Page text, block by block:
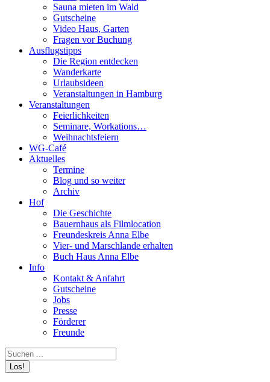
Sauna mieten im Wald
Gutscheine
Video Haus, Garten
Fragen vor Buchung
Ausflugstipps
Die Region entdecken
Wanderkarte
Urlaubsideen
Veranstaltungen in Hamburg
Veranstaltungen
Feierlichkeiten
Seminare, Workations…
Weihnachtsfeiern
WG-Café
Aktuelles
Termine
Blog und so weiter
Archiv
Hof
Die Geschichte
Bauernhaus als Filmlocation
Freundeskreis Anna Elbe
Vier- und Marschlande erhalten
Buch Haus Anna Elbe
Info
Kontakt & Anfahrt
Gutscheine
Jobs
Presse
Förderer
Freunde
Search: